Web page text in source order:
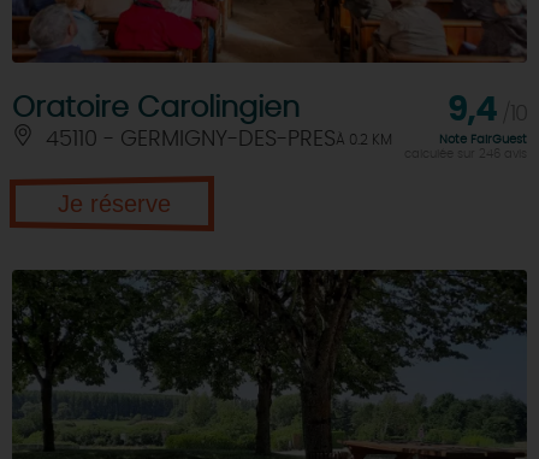
Oratoire Carolingien
45110 - GERMIGNY-DES-PRESÀ 0.2 KM
9,4
Note FairGuest
Je réserve